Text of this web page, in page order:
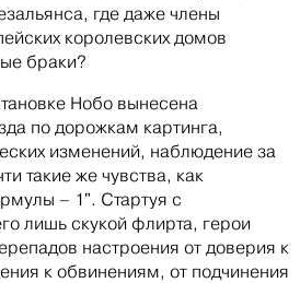
где даже члены
королевских домов
браки?
Нобо вынесена
по дорожкам картинга,
изменений, наблюдение за
такие же чувства, как
– 1". Стартуя с
лишь скукой флирта, герои
настроения от доверия к
к обвинениям, от подчинения